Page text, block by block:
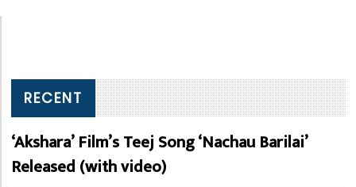
RECENT
‘Akshara’ Film’s Teej Song ‘Nachau Barilai’
Released (with video)